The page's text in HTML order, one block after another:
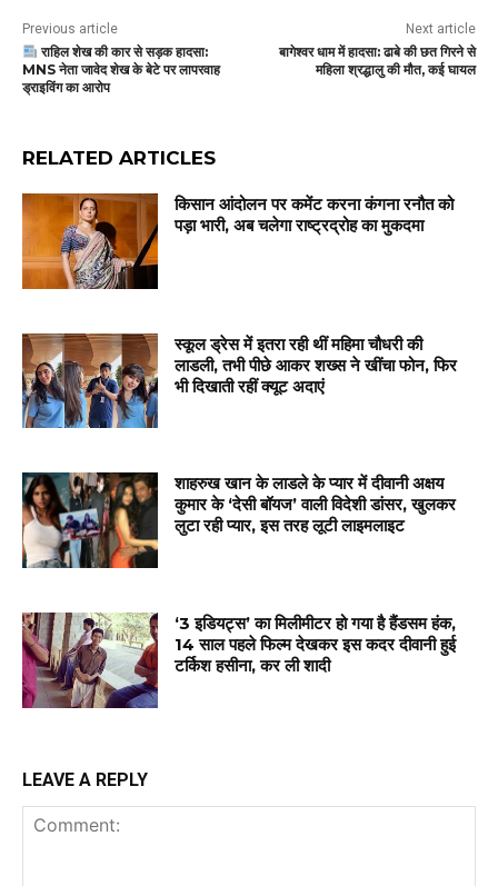
Previous article
राहिल शेख की कार से सड़क हादसा:
MNS नेता जावेद शेख के बेटे पर लापरवाह
ड्राइविंग का आरोप
Next article
बागेश्वर धाम में हादसा: ढाबे की छत गिरने से
महिला श्रद्धालु की मौत, कई घायल
RELATED ARTICLES
किसान आंदोलन पर कमेंट करना कंगना रनौत को
पड़ा भारी, अब चलेगा राष्ट्रद्रोह का मुकदमा
स्कूल ड्रेस में इतरा रही थीं महिमा चौधरी की
लाडली, तभी पीछे आकर शख्स ने खींचा फोन, फिर
भी दिखाती रहीं क्यूट अदाएं
शाहरुख खान के लाडले के प्यार में दीवानी अक्षय
कुमार के ‘देसी बॉयज’ वाली विदेशी डांसर, खुलकर
लुटा रही प्यार, इस तरह लूटी लाइमलाइट
‘3 इडियट्स’ का मिलीमीटर हो गया है हैंडसम हंक,
14 साल पहले फिल्म देखकर इस कदर दीवानी हुई
टर्किश हसीना, कर ली शादी
LEAVE A REPLY